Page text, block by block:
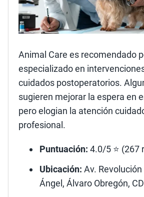
Animal Care es recomendado
especializado en
cuidados postoperatorios.
sugieren mejorar la espera en
pero elogian la atención
profesional.
Puntuación: 4.0/5 ⭐ (267
Ubicación: Av.
Ángel, Álvaro Obregón,